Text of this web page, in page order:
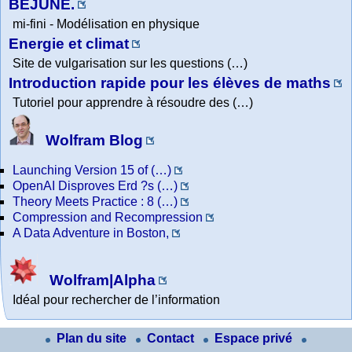
BEJUNE.
mi-fini - Modélisation en physique
Energie et climat
Site de vulgarisation sur les questions (…)
Introduction rapide pour les élèves de maths
Tutoriel pour apprendre à résoudre des (…)
Wolfram Blog
Launching Version 15 of (…)
OpenAI Disproves Erd ?s (…)
Theory Meets Practice : 8 (…)
Compression and Recompression
A Data Adventure in Boston,
Wolfram|Alpha
Idéal pour rechercher de l’information
Plan du site Contact Espace privé